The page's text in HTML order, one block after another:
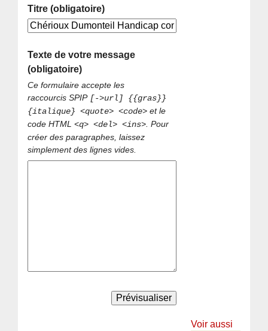
Titre (obligatoire)
Texte de votre message
(obligatoire)
Ce formulaire accepte les
raccourcis SPIP [->url] {{gras}}
{italique} <quote> <code> et le
code HTML<q> <del> <ins> . Pour
créer des paragraphes, laissez
simplement des lignes vides.
Voir aussi